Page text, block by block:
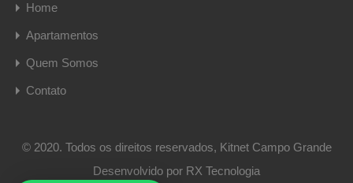
Home
Apartamentos
Quem Somos
Contato
© 2020. Todos os direitos reservados, Kitnet Campo Grande
Desenvolvido por RX Tecnologia